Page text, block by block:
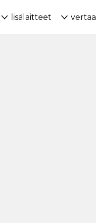
lisälaitteet vertaa